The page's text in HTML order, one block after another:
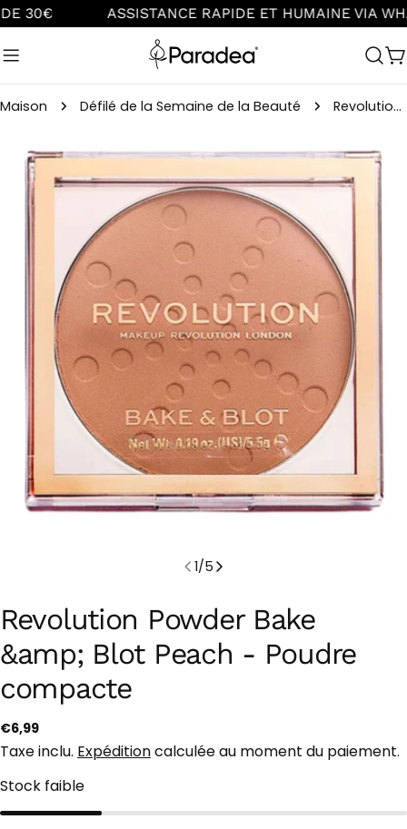
Aller
au
contenu
ASSISTANCE RAPIDE ET HUMAINE VIA WHATSAPP
Maison Défilé de la Semaine de la Beauté Revolution Powder Bake & Blot Peach - Poudre compacte
informations
le média 0 en mode modal
1/5
Revolution Powder Bake
&amp; Blot Peach - Poudre
compacte
Prix
€6,99
Taxe inclu. Expéditioncalculée au moment du paiement.
Stock faible